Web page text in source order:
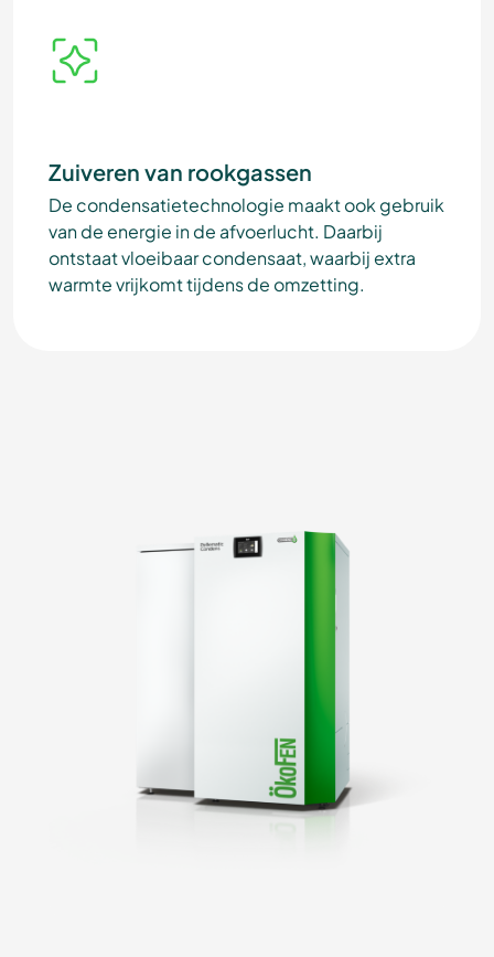
Zuiveren van rookgassen
De condensatietechnologie maakt ook gebruik
van de energie in de afvoerlucht. Daarbij
ontstaat vloeibaar condensaat, waarbij extra
warmte vrijkomt tijdens de omzetting.